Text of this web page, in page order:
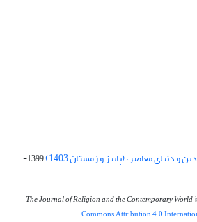
1399-
The Journal of Religion and the Contemporary World
Commons Attribution 4.0